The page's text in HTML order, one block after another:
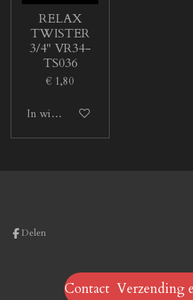
RELAX
TWISTER
3/4'' VR34-
TS036
€ 1,80
In winkelwagen
Delen
Contact Verzending